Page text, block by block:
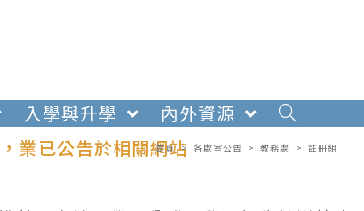
入學與升學
內外資源
業已公告於相關網站
首頁 > 各處室公告 > 教務處 > 註冊組